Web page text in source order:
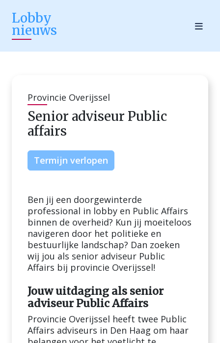
Lobby
nieuws
Provincie Overijssel
Senior adviseur Public
affairs
Termijn verlopen
Ben jij een doorgewinterde
professional in lobby en Public Affairs
binnen de overheid? Kun jij moeiteloos
navigeren door het politieke en
bestuurlijke landschap? Dan zoeken
wij jou als senior adviseur Public
Affairs bij provincie Overijssel!
Jouw uitdaging als senior
adviseur Public Affairs
Provincie Overijssel heeft twee Public
Affairs adviseurs in Den Haag om haar